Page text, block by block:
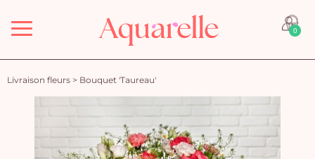
Menu 0
Livraison fleurs > Bouquet 'Taureau'